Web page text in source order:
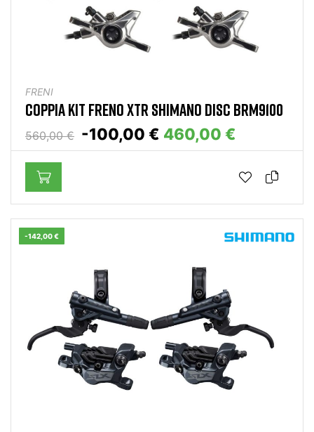
FRENI
COPPIA KIT FRENO XTR SHIMANO DISC BRM9100
560,00 € -100,00 € 460,00 €
-142,00 €